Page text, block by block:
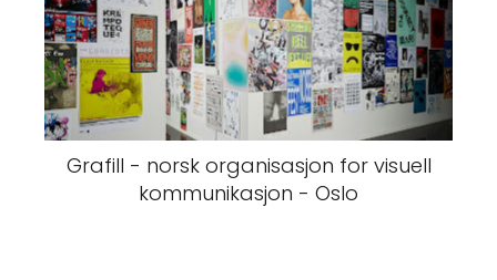
Grafill - norsk organisasjon for visuell
kommunikasjon - Oslo